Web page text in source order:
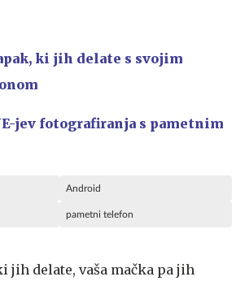
ki jih delate s svojim
jev fotografiranja s pametnim
Android
pametni telefon
jih delate, vaša mačka pa jih